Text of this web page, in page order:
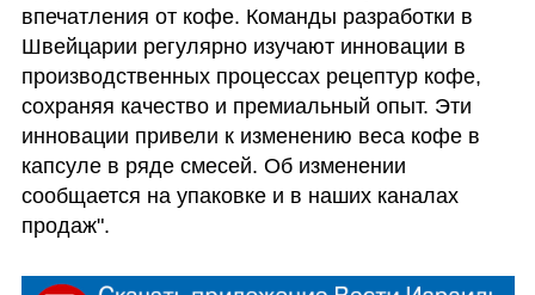
впечатления от кофе. Команды разработки в
Швейцарии регулярно изучают инновации в
производственных процессах рецептур кофе,
сохраняя качество и премиальный опыт. Эти
инновации привели к изменению веса кофе в
капсуле в ряде смесей. Об изменении
сообщается на упаковке и в наших каналах
продаж".